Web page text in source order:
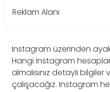
Reklam Alanı
Instagram üzerinden
Hangi instagram
almalısınız detaylı bilgiler
çalışacağız. Instagram